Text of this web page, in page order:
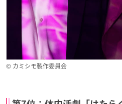
© カミシモ製作委員会